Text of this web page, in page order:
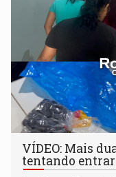
VÍDEO: Mais
tentando